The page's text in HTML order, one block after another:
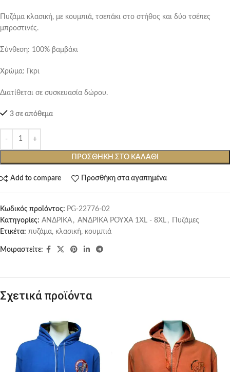
Πυζάμα κλασική, με κουμπιά, τσεπάκι στο στήθος και δύο τσέπες
μπροστινές.
Σύνθεση: 100% βαμβάκι
Χρώμα: Γκρι
Διατίθεται σε συσκευασία δώρου.
3 σε απόθεμα
ΠΡΟΣΘΉΚΗ ΣΤΟ ΚΑΛΆΘΙ
Add to compare Προσθήκη στα αγαπημένα
Κωδικός προϊόντος: PG-22776-02
Κατηγορίες: ΑΝΔΡΙΚΑ , ΑΝΔΡΙΚΑ ΡΟΥΧΑ 1XL - 8XL ,
Πυζάμες
Ετικέτα: πυζάμα, κλασική, κουμπιά
Μοιραστείτε:
Σχετικά προϊόντα